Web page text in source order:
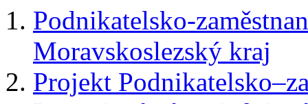
Podnikatelsko-
Moravskoslezský kraj
Projekt